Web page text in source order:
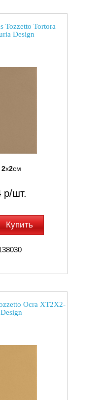
Tozzetto Tortora
Design
2x2см
р/шт.
Купить
Ocra XT2X2-